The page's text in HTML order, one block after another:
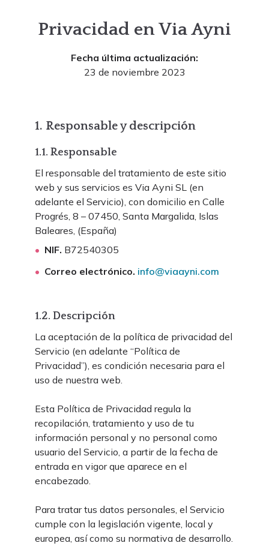
Privacidad en Via Ayni
Fecha última actualización:
23 de noviembre 2023
1. Responsable y descripción
1.1. Responsable
El responsable del tratamiento de este sitio
web y sus servicios es Via Ayni SL (en
adelante el Servicio), con domicilio en Calle
Progrés, 8 – 07450, Santa Margalida, Islas
Baleares, (España)
NIF. B72540305
Correo electrónico. info@viaayni.com
1.2. Descripción
La aceptación de la política de privacidad del
Servicio (en adelante “Política de
Privacidad”), es condición necesaria para el
uso de nuestra web.
Esta Política de Privacidad regula la
recopilación, tratamiento y uso de tu
información personal y no personal como
usuario del Servicio, a partir de la fecha de
entrada en vigor que aparece en el
encabezado.
Para tratar tus datos personales, el Servicio
cumple con la legislación vigente, local y
europea, así como su normativa de desarrollo.